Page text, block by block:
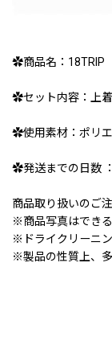
✿商品名：
✿セット内容：上
✿使用素材：ポリ
✿発送までの日数 ：
商品取り扱いのご注
※商品写真はでき
※ドライクリーニ
※製品の性質上、